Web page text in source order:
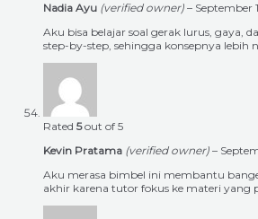
Nadia Ayu (verified owner) – September
Aku bisa belajar soal gerak lurus, gaya,
step-by-step, sehingga konsepnya lebih
Rated 5out of 5
Kevin Pratama (verified owner) –
Aku merasa bimbel ini membantu
akhir karena tutor fokus ke materi yang